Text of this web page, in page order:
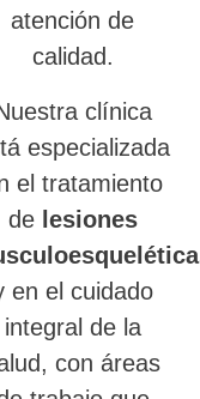
atención de
calidad.
clínica
especializada
el tratamiento
de lesiones
en el cuidado
integral de la
con áreas